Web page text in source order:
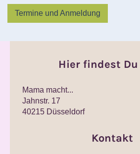
Termine und Anmeldung
Hier findest
Mama macht...
Jahnstr. 17
40215 Düsseldorf
Kontakt